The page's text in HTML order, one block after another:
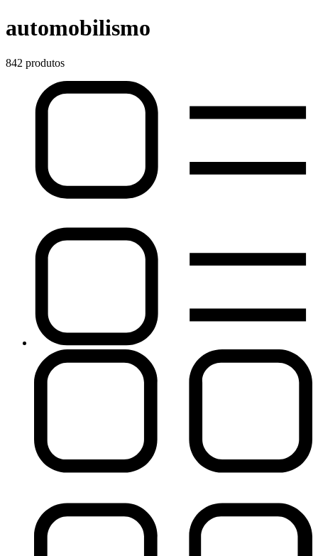
automobilismo
842 produtos